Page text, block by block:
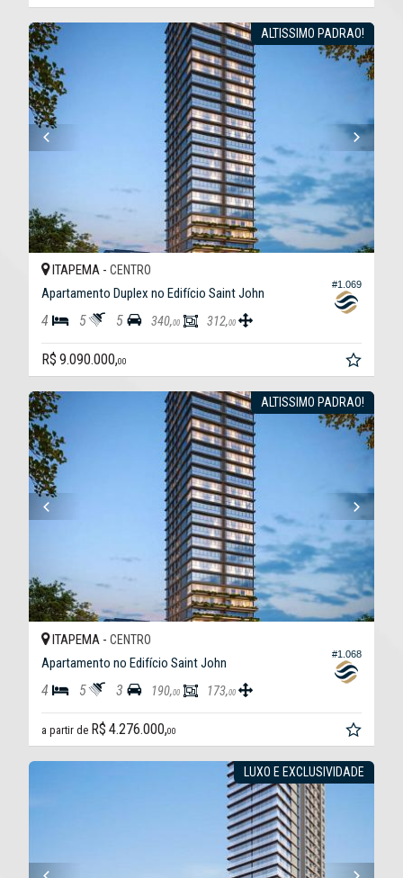
ALTISSIMO PADRAO!
#1.069
ITAPEMA - CENTRO
Apartamento Duplex no Edifício Saint John
4 5 5 340,00 312,00
R$ 9.090.000,00
ALTISSIMO PADRAO!
#1.068
ITAPEMA - CENTRO
Apartamento no Edifício Saint John
4 5 3 190,00 173,00
a partir de R$ 4.276.000,00
LUXO E EXCLUSIVIDADE